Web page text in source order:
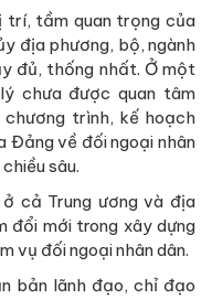
trí, tầm quan trọng của
địa phương, bộ, ngành
đủ, thống nhất. Ở một
chưa được quan tâm
chương trình, kế hoạch
Đảng về đối ngoại nhân
sâu.
cả Trung ương và địa
đổi mới trong xây dựng
vụ đối ngoại nhân dân.
bản lãnh đạo, chỉ đạo